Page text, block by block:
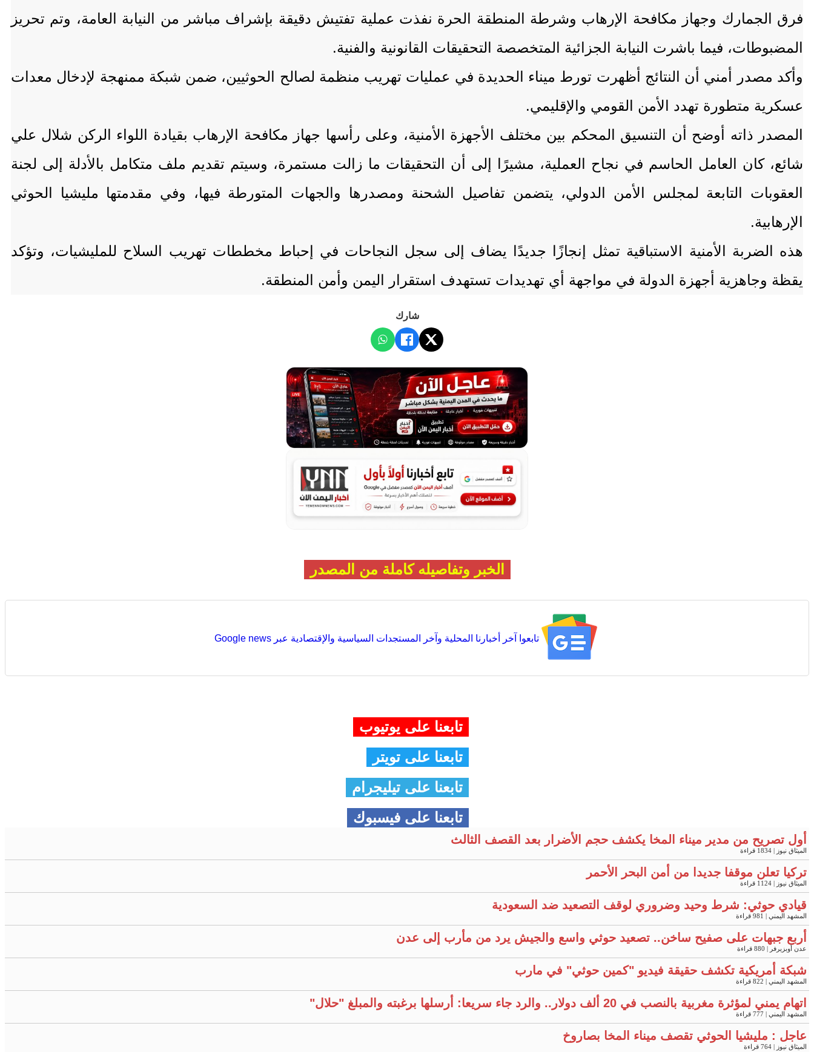
فرق الجمارك وجهاز مكافحة الإرهاب وشرطة المنطقة الحرة نفذت عملية تفتيش دقيقة بإشراف مباشر من النيابة العامة، وتم تحريز
المضبوطات، فيما باشرت النيابة الجزائية المتخصصة التحقيقات القانونية والفنية.
وأكد مصدر أمني أن النتائج أظهرت تورط ميناء الحديدة في عمليات تهريب منظمة لصالح الحوثيين، ضمن شبكة ممنهجة لإدخال معدات
عسكرية متطورة تهدد الأمن القومي والإقليمي.
المصدر ذاته أوضح أن التنسيق المحكم بين مختلف الأجهزة الأمنية، وعلى رأسها جهاز مكافحة الإرهاب بقيادة اللواء الركن شلال علي
شائع، كان العامل الحاسم في نجاح العملية، مشيرًا إلى أن التحقيقات ما زالت مستمرة، وسيتم تقديم ملف متكامل بالأدلة إلى لجنة
العقوبات التابعة لمجلس الأمن الدولي، يتضمن تفاصيل الشحنة ومصدرها والجهات المتورطة فيها، وفي مقدمتها مليشيا الحوثي
الإرهابية.
هذه الضربة الأمنية الاستباقية تمثل إنجازًا جديدًا يضاف إلى سجل النجاحات في إحباط مخططات تهريب السلاح للمليشيات، وتؤكد
يقظة وجاهزية أجهزة الدولة في مواجهة أي تهديدات تستهدف استقرار اليمن وأمن المنطقة.
شارك
الخبر وتفاصيله كاملة من المصدر
تابعوا آخر أخبارنا المحلية وآخر المستجدات السياسية والإقتصادية عبر Google news
تابعنا على يوتيوب
تابعنا على تويتر
تابعنا على تيليجرام
تابعنا على فيسبوك
أول تصريح من مدير ميناء المخا يكشف حجم الأضرار بعد القصف الثالث
الميثاق نيوز | 1834 قراءة
تركيا تعلن موقفا جديدا من أمن البحر الأحمر
الميثاق نيوز | 1124 قراءة
قيادي حوثي: شرط وحيد وضروري لوقف التصعيد ضد السعودية
المشهد اليمني | 981 قراءة
أربع جبهات على صفيح ساخن.. تصعيد حوثي واسع والجيش يرد من مأرب إلى عدن
عدن أوبزيرفر | 880 قراءة
شبكة أمريكية تكشف حقيقة فيديو "كمين حوثي" في مارب
المشهد اليمني | 822 قراءة
اتهام يمني لمؤثرة مغربية بالنصب في 20 ألف دولار.. والرد جاء سريعا: أرسلها برغبته والمبلغ "حلال"
المشهد اليمني | 777 قراءة
عاجل : مليشيا الحوثي تقصف ميناء المخا بصاروخ
الميثاق نيوز | 764 قراءة